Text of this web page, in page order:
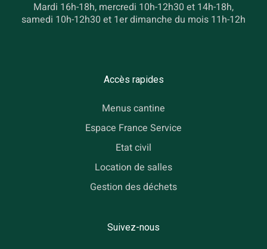
Mardi 16h-18h, mercredi 10h-12h30 et 14h-18h,
samedi 10h-12h30 et 1er dimanche du mois 11h-12h
Accès rapides
Menus cantine
Espace France Service
Etat civil
Location de salles
Gestion des déchets
Suivez-nous